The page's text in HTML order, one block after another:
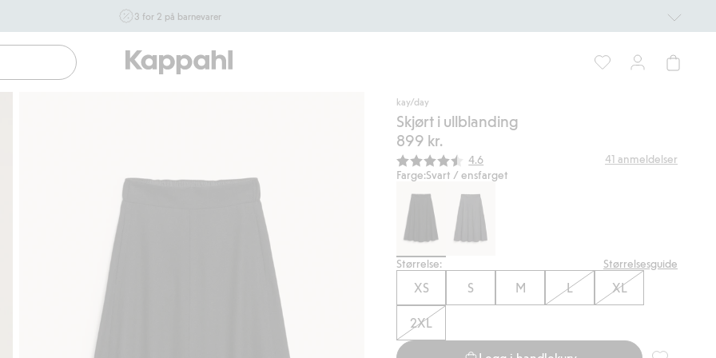
3 for 2 på barnevarer
inngår i tilbudet tom. 17/8 i butikk & online for deg som er
eller blir medlem. Kan ikke kombineres med andre tilbud
eller rabatter.
kay/day
Skjørt i ullblanding
899 kr.
Gjennomsnittskarakter:
4.6 41 anmeldelser
Farge:Svart / ensfarget
Størrelse: Størrelsesguide
XS S M L XL
2XL